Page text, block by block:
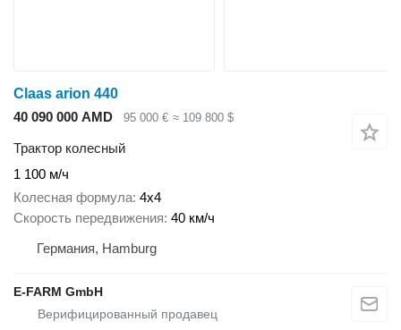
Claas arion 440
40 090 000 AMD
95 000 € ≈ 109 800 $
Трактор колесный
1 100 м/ч
Колесная формула 4x4
Скорость передвижения 40 км/ч
Германия, Hamburg
E-FARM GmbH